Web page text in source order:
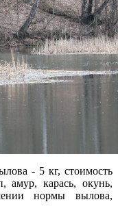
- 5 кг, стоимость
амур, карась, окунь,
нормы вылова,